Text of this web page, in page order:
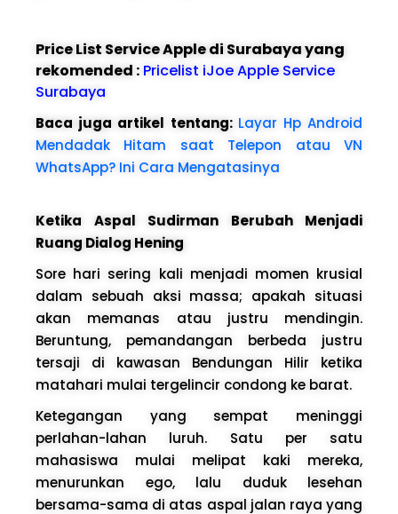
Price List Service Apple di Surabaya yang
rekomended : Pricelist iJoe Apple Service
Surabaya
Baca juga artikel tentang: Layar Hp Android
Mendadak Hitam saat Telepon atau VN
WhatsApp? Ini Cara Mengatasinya
Ketika Aspal Sudirman Berubah Menjadi
Ruang Dialog Hening
Sore hari sering kali menjadi momen krusial
dalam sebuah aksi massa; apakah situasi
akan memanas atau justru mendingin.
Beruntung, pemandangan berbeda justru
tersaji di kawasan Bendungan Hilir ketika
matahari mulai tergelincir condong ke barat.
Ketegangan yang sempat meninggi
perlahan-lahan luruh. Satu per satu
mahasiswa mulai melipat kaki mereka,
menurunkan ego, lalu duduk lesehan
bersama-sama di atas aspal jalan raya yang